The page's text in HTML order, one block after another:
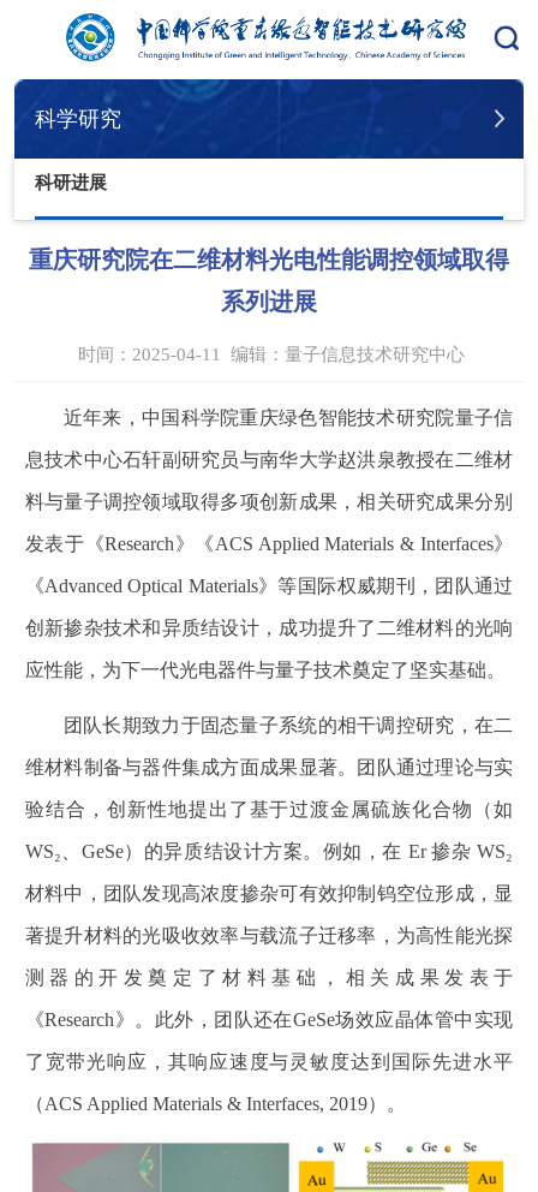
您的位置：首页 科学研究 科研进展
科学研究
科研进展
重庆研究院在二维材料光电性能调控领域取得
系列进展
时间：2025-04-11 编辑：量子信息技术研究中心
近年来，中国科学院重庆绿色智能技术研究院量子信
息技术中心石轩副研究员与南华大学赵洪泉教授在二维材
料与量子调控领域取得多项创新成果，相关研究成果分别
发表于《Research》《ACS Applied Materials & Interfaces》
《Advanced Optical Materials》等国际权威期刊，团队通过
创新掺杂技术和异质结设计，成功提升了二维材料的光响
应性能，为下一代光电器件与量子技术奠定了坚实基础。
团队长期致力于固态量子系统的相干调控研究，在二
维材料制备与器件集成方面成果显著。团队通过理论与实
验结合，创新性地提出了基于过渡金属硫族化合物（如
WS₂ GeSe）的异质结设计方案。例如，在 Er掺杂 WS₂
材料中，团队发现高浓度掺杂可有效抑制钨空位形成，显
著提升材料的光吸收效率与载流子迁移率，为高性能光探
测器的开发奠定了材料基础，相关成果发表于
《Research》。此外，团队还在GeSe场效应晶体管中实现
了宽带光响应，其响应速度与灵敏度达到国际先进水平
（ACS Applied Materials & Interfaces, 2019）。